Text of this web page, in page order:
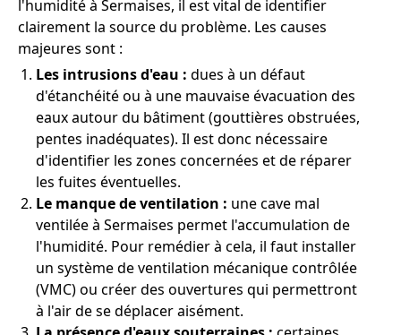
l'humidité à Sermaises, il est vital de identifier
clairement la source du problème. Les causes
majeures sont :
Les intrusions d'eau : dues à un défaut
d'étanchéité ou à une mauvaise évacuation des
eaux autour du bâtiment (gouttières obstruées,
pentes inadéquates). Il est donc nécessaire
d'identifier les zones concernées et de réparer
les fuites éventuelles.
Le manque de ventilation : une cave mal
ventilée à Sermaises permet l'accumulation de
l'humidité. Pour remédier à cela, il faut installer
un système de ventilation mécanique contrôlée
(VMC) ou créer des ouvertures qui permettront
à l'air de se déplacer aisément.